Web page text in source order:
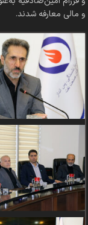
و مالی معارفه شدند.